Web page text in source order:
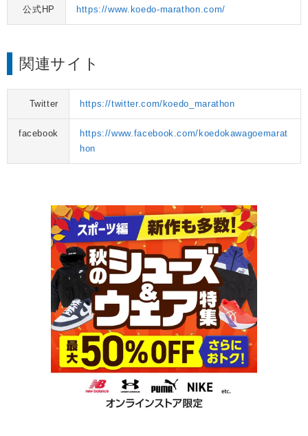
公式HP https://www.koedo-marathon.com/
関連サイト
Twitter https://twitter.com/koedo_marathon
facebook
https://www.facebook.com/koedokawagoemarat
hon